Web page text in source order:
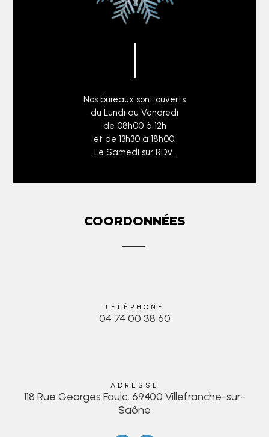
Nos bureaux sont ouverts
du Lundi au Vendredi
de 08h00 à 12h
et de 13h30 à 18h00.
Le Samedi sur RDV.
COORDONNÉES
TÉLÉPHONE
04 74 00 38 60
ADRESSE
118 Rue Georges Foulc, 69400 Villefranche-sur-
Saône